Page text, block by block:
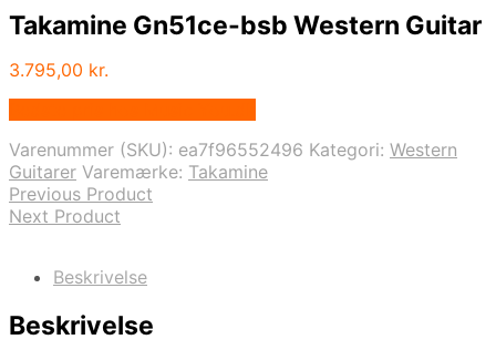
Takamine Gn51ce-bsb Western Guitar
3.795,00 kr.
Varenummer (SKU): ea7f96552496 Kategori: Western
Guitarer Varemærke: Takamine
Previous Product
Next Product
Beskrivelse
Beskrivelse